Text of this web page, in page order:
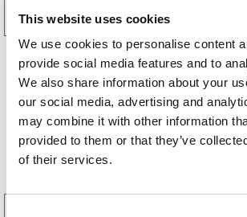
This website uses cookies
We use cookies to personalise content
provide social media features and to
We also share information about your
our social media, advertising and
may combine it with other information
provided to them or that they’ve
of their services. Bestselgere